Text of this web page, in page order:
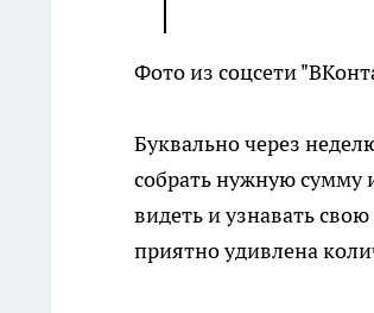
Фото из соцсети
Буквально через
собрать нужную сумму
видеть и узнавать
приятно удивлена